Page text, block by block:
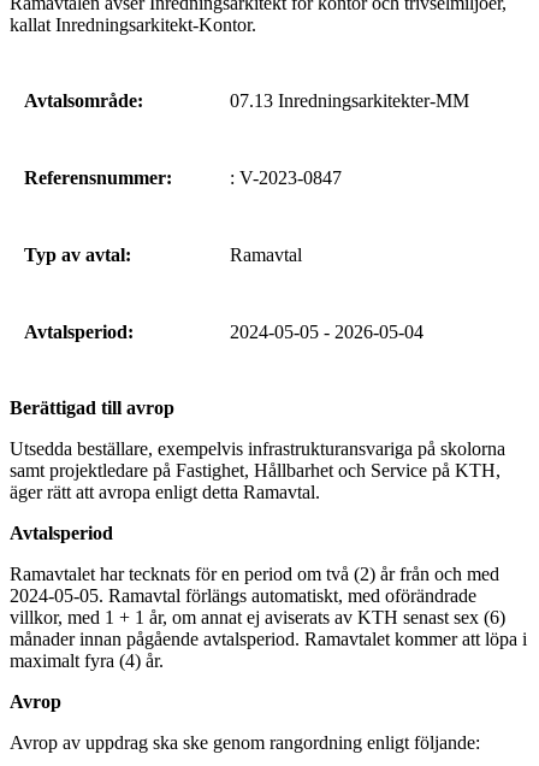
kallat Inredningsarkitekt-Kontor.
Avtalsområde: 07.13 Inredningsarkitekter-MM
Referensnummer: : V-2023-0847
Typ av avtal: Ramavtal
Avtalsperiod: 2024-05-05 - 2026-05-04
Berättigad till avrop
Utsedda beställare, exempelvis infrastrukturansvariga på skolorna
samt projektledare på Fastighet, Hållbarhet och Service på KTH,
äger rätt att avropa enligt detta Ramavtal.
Avtalsperiod
Ramavtalet har tecknats för en period om två (2) år från och med
2024-05-05. Ramavtal förlängs automatiskt, med oförändrade
villkor, med 1 + 1 år, om annat ej aviserats av KTH senast sex (6)
månader innan pågående avtalsperiod. Ramavtalet kommer att löpa i
maximalt fyra (4) år.
Avrop
Avrop av uppdrag ska ske genom rangordning enligt följande: